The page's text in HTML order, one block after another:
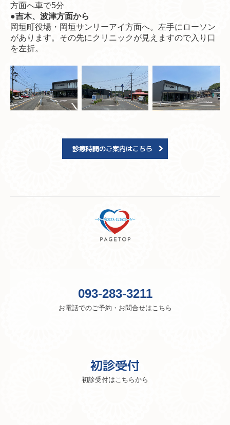
方面へ車で5分
●吉木、波津方面から
岡垣町役場・岡垣サンリーアイ方面へ。左手にローソン
があります。その先にクリニックが見えますので入り口
を左折。
診療時間のご案内はこちら
093-283-3211
お電話でのご予約・お問合せはこちら
初診受付
初診受付はこちらから